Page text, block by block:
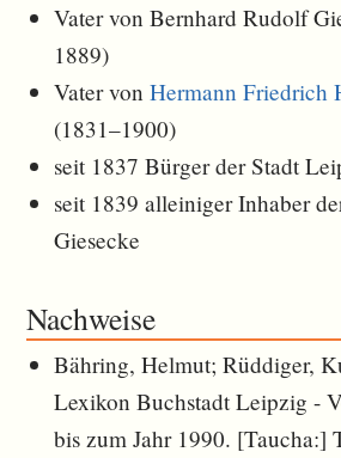
Vater von Bernhard Rudolf
1889)
Vater vonHermann Friedrich
(1831–1900)
seit 1837 Bürger der Stadt
seit 1839 alleiniger Inhaber
Giesecke
Nachweise
Bähring, Helmut; Rüddiger,
Lexikon Buchstadt Leipzig -
bis zum Jahr 1990. [Taucha:]